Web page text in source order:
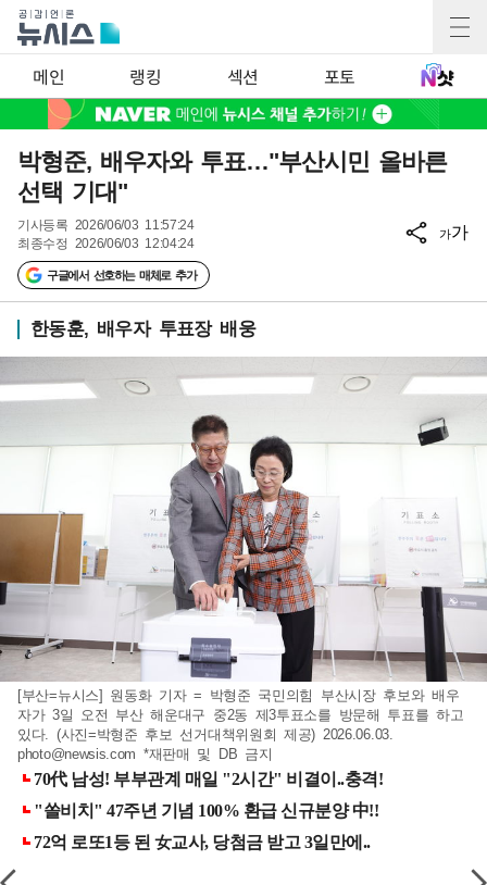
메인 랭킹 섹션 포토
박형준, 배우자와 투표…"부산시민 올바른
선택 기대"
기사등록 2026/06/03 11:57:24
최종수정 2026/06/03 12:04:24
구글에서 선호하는 매체로 추가
가가
한동훈, 배우자 투표장 배웅
[부산=뉴시스] 원동화 기자 = 박형준 국민의힘 부산시장 후보와 배우
자가 3일 오전 부산 해운대구 중2동 제3투표소를 방문해 투표를 하고
있다. (사진=박형준 후보 선거대책위원회 제공) 2026.06.03.
photo@newsis.com *재판매 및 DB 금지